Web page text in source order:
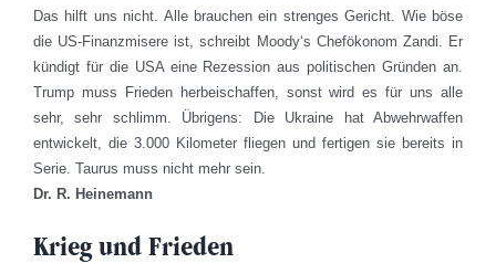
Das hilft uns nicht. Alle brauchen ein strenges Gericht. Wie böse
die US-Finanzmisere ist, schreibt Moody‘s Chefökonom Zandi. Er
kündigt für die USA eine Rezession aus politischen Gründen an.
Trump muss Frieden herbeischaffen, sonst wird es für uns alle
sehr, sehr schlimm. Übrigens: Die Ukraine hat Abwehrwaffen
entwickelt, die 3.000 Kilometer fliegen und fertigen sie bereits in
Serie. Taurus muss nicht mehr sein.
Dr. R. Heinemann
Krieg und Frieden